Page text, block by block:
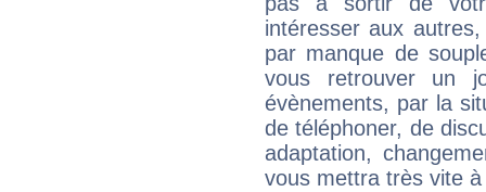
intéresser aux
par manque de
vous retrouver un
évènements, par la
de téléphoner, de
adaptation,
vous mettra très vite